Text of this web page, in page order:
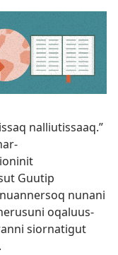
nal­liutis­saaq.”
Guutip
nunani
oqaluus­
sior­natigut